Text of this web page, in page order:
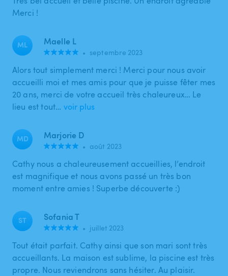
Merci !
ML Maelle L
• septembre 2023
Alors tout simplement merci ! Merci pour nous avoir
accueilli moi et mes amis pour que je puisse fêter mes
20 ans, merci de votre accueil très chaleureux… Le
lieu est tout… voir plus
MD Marjorie D
• août 2023
Cathy nous a chaleureusement accueillies, l’endroit
est magnifique et nous avons passé un très bon
moment entre amies ! Superbe découverte :)
ST Sofania T
• juillet 2023
Tout était parfait. Cathy ainsi que son mari sont très
accueillants. La maison est sublime, la piscine est très
propre. Nous reviendrons sans hésiter. Au plaisir.